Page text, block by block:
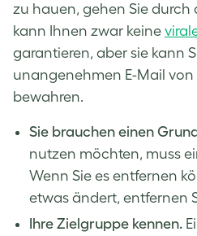
zu hauen, gehen Sie durch
kann Ihnen zwar keine
garantieren, aber sie kann
unangenehmen E-Mail
bewahren.
Sie brauchen einen
nutzen möchten, muss
Wenn Sie es entfernen
etwas ändert, entfernen
Ihre Zielgruppe kennen.